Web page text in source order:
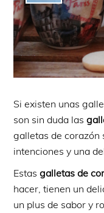
Si existen unas
son sin duda las
galletas de corazón
intenciones y una
Estasgalletas de
hacer, tienen un
un plus de sabor y